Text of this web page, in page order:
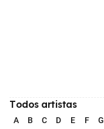
Todos artistas
A B C D E F G